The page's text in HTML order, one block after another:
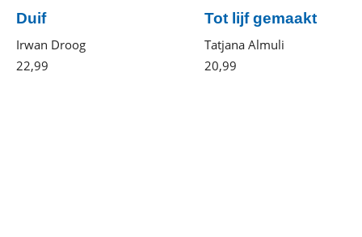
Duif
Irwan Droog
22,99
Tot lijf gemaakt
Tatjana Almuli
20,99